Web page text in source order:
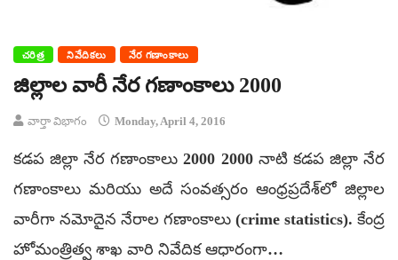
చరిత్ర నివేదికలు నేర గణాంకాలు
జిల్లాల వారీ నేర గణాంకాలు 2000
వార్తా విభాగం Monday, April 4, 2016
కడప జిల్లా నేర గణాంకాలు 2000 2000 నాటి కడప జిల్లా నేర
గణాంకాలు మరియు అదే సంవత్సరం ఆంధ్రప్రదేశ్‌లో జిల్లాల
వారీగా నమోదైన నేరాల గణాంకాలు (crime statistics). కేంద్ర
హోమంత్రిత్వ శాఖ వారి నివేదిక ఆధారంగా…